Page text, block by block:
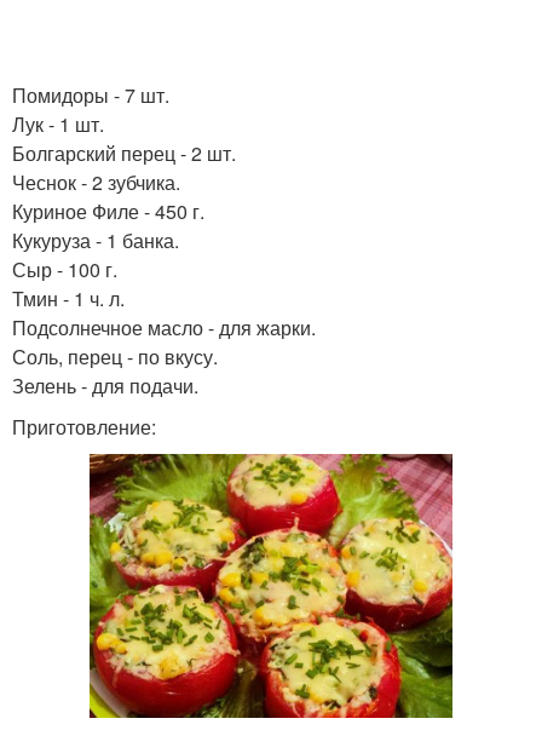
Помидоры - 7 шт.
Лук - 1 шт.
Болгарский перец - 2 шт.
Чеснок - 2 зубчика.
Куриное Филе - 450 г.
Кукуруза - 1 банка.
Сыр - 100 г.
Тмин - 1 ч. л.
Подсолнечное масло - для жарки.
Соль, перец - по вкусу.
Зелень - для подачи.
Приготовление: